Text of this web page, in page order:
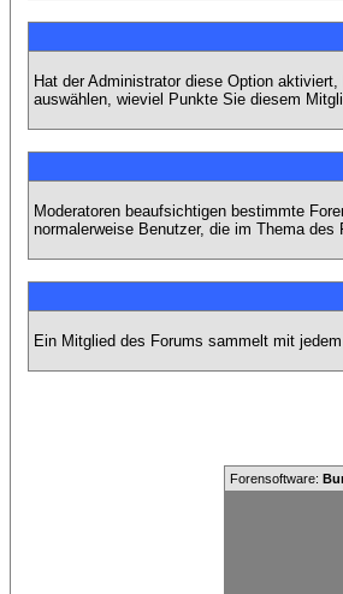
Hat der Administrator diese Option
auswählen, wieviel Punkte Sie diesem
Moderatoren beaufsichtigen bestimmte
normalerweise Benutzer, die im Thema
Ein Mitglied des Forums sammelt mit
Forensoftware: